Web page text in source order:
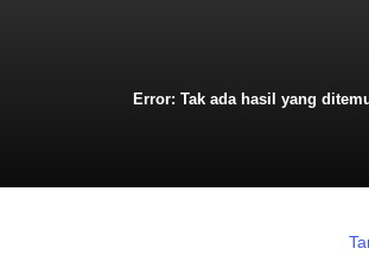
Error: Tak ada hasil yang